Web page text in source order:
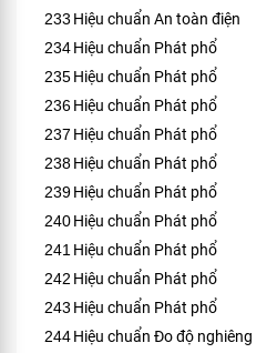
233 Hiệu chuẩn An toàn điện
234Hiệu chuẩn Phát phổ
235Hiệu chuẩn Phát phổ
236Hiệu chuẩn Phát phổ
237 Hiệu chuẩn Phát phổ
238Hiệu chuẩn Phát phổ
239Hiệu chuẩn Phát phổ
240Hiệu chuẩn Phát phổ
241 Hiệu chuẩn Phát phổ
242 Hiệu chuẩn Phát phổ
243 Hiệu chuẩn Phát phổ
244Hiệu chuẩn Đo độ nghiêng